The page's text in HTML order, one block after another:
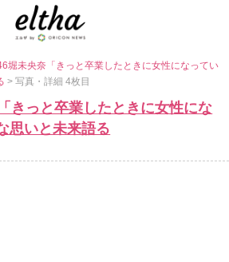
堀未央奈「きっと卒業したときに女性になってい
> 写真・詳細 4枚目
きっと卒業したときに女性にな
思いと未来語る